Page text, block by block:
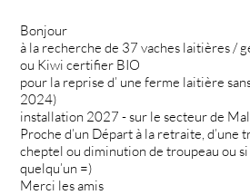
Bonjour
à la recherche de 37 vaches laitières /
ou Kiwi certifier BIO
pour la reprise d’ une ferme laitière
2024)
installation 2027 - sur le secteur de
Proche d’un Départ à la retraite, d’une
cheptel ou diminution de troupeau ou si
quelqu’un =)
Merci les amis